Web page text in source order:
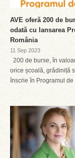
AVE oferă 200 de
odată cu lansarea
România
11 Sep 2023
200 de burse, în
orice școală, grădiniță
înscrie în Programul